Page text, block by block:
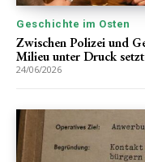
Geschichte im Osten
Zwischen Polizei und
Milieu unter Druck
24/06/2026